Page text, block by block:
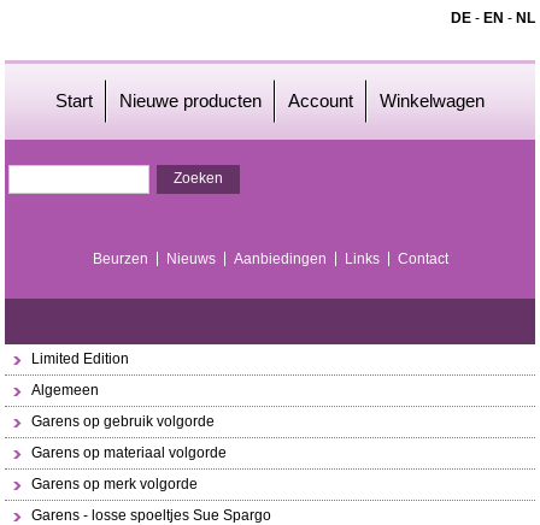
DE- EN - NL
Start Nieuwe producten Account Winkelwagen
Beurzen Nieuws Aanbiedingen Links Contact
Limited Edition
Algemeen
Garens op gebruik volgorde
Garens op materiaal volgorde
Garens op merk volgorde
Garens - losse spoeltjes Sue Spargo